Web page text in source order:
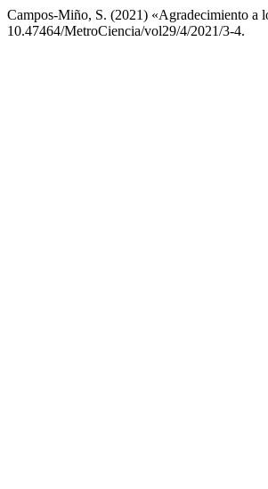
Campos-Miño, S. (2021) «Agradecimiento a
10.47464/MetroCiencia/vol29/4/2021/3-4.